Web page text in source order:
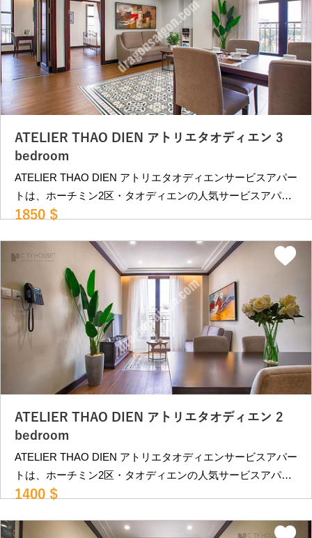
分程度にあります。 レタントン日本人街へも車で約15分
程、第2の日本人街PHAM VIET CHANH st.にも車で10分程
と便利な立地です。 日系企業管理物件で安心です。 部屋
タイプ •2ベッドルーム（80㎡）：1132USD〜
（30,000,000VND） •2ベッドルーム（90㎡）：
1735USD〜 （46,000,000VND) バルコニーあり。 ＊ VAT,
インターネット,掃除週2回、ベットシーツ交換：週１回込み
＊別途費用：電気代：4,800VND/kWh 水道代：
210,000VND/persons ※ランドリーサービスは提供ございま
＿＿＿＿＿＿＿＿＿＿＿＿＿＿＿＿＿＿＿＿＿＿＿＿ ベト
ナム・ホーチミンの不動産屋 ドラゴンハウジング
（2007年創業） https://dragonsaigon.com/
info@dragonsaigon.com 0903.009.501
ATELIER THAO DIEN アトリエタオディエン 3
bedroom
ATELIER THAO DIEN アトリエタオディエンサービスアパー
トは、ホーチミン2区・タオディエンの人気サービスアパー
トです。 メトロ駅に至近で便利な立地。館内は洗練された
らしたい方向きの物件です。 近隣にはカフェ、レストラン
が多数あり、ビンコムメガモールも徒歩10分程度にありま
す。 レタントン日本人街へも車で約15分程、第2の日本人街
PHAM VIET CHANH st.にも車で10分程と便利な立地です。
部屋タイプ •1ベッドルーム（42~45㎡）：1000USD〜 •2ベ
ッドルーム（67㎡）：1400USD〜 •3ベッドルーム（92
㎡）：1850USD〜 ＊ 水道代,インターネット,掃除週6回、洗
詳細はお問合せください。 ＿＿＿＿＿＿＿＿＿＿＿＿＿＿
＿＿＿＿＿＿＿＿＿＿＿＿＿＿＿＿ ベトナム・ホーチミン
の不動産屋 ドラゴンハウジング （2007年創業）
1850 $
ATELIER THAO DIEN アトリエタオディエン 2
bedroom
ATELIER THAO DIEN アトリエタオディエンサービスアパー
トは、ホーチミン2区・タオディエンの人気サービスアパー
トです。 メトロ駅に至近で便利な立地。館内は洗練された
らしたい方向きの物件です。 近隣にはカフェ、レストラン
1400 $